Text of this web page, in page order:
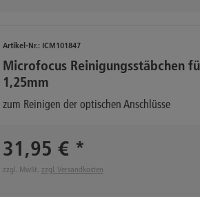
Artikel-Nr.: ICM101847
Microfocus Reinigungsstäbchen
1,25mm
zum Reinigen der optischen Anschlüsse
31,95 € *
zzgl. MwSt. zzgl. Versandkosten